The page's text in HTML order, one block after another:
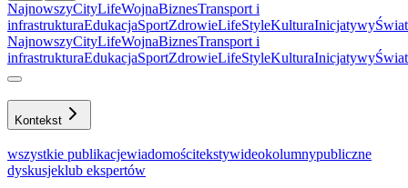
NajnowszyCityLifeWojnaBiznesTransport i
infrastrukturaЕdukacjaSportZdrowieLifeStyleKulturaInicjatywyŚwiat
NajnowszyCityLifeWojnaBiznesTransport i
infrastrukturaЕdukacjaSportZdrowieLifeStyleKulturaInicjatywyŚwiat
Kontekst
wszystkie publikacjewiadomościtekstywideokolumnypubliczne
dyskusjeklub ekspertów